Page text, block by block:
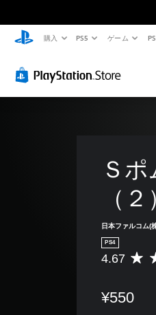
購入 PS5 ゲーム
Ｓ
（２
日本ファルコム(
PS4
評
は
4.67
¥550